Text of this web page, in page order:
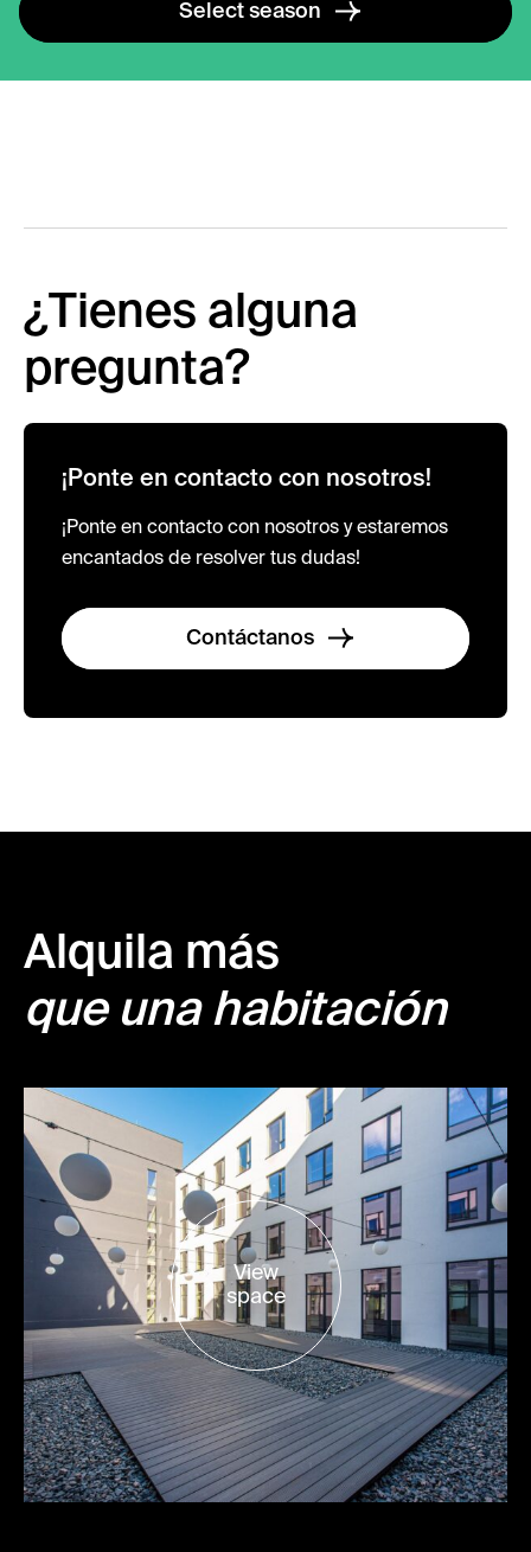
Select season
¿Tienes alguna
pregunta?
¡Ponte en contacto con nosotros!
¡Ponte en contacto con nosotros y estaremos
encantados de resolver tus dudas!
Contáctanos
Alquila más
que una habitación
View
space